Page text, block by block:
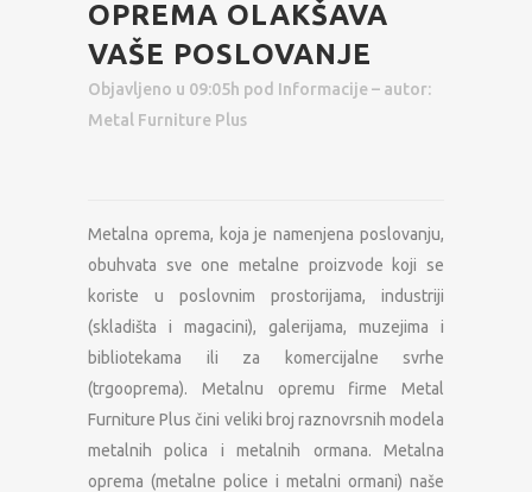
OPREMA OLAKŠAVA
VAŠE POSLOVANJE
Objavljeno u 09:05h pod Informacije– autor:
Metal Furniture Plus
Metalna oprema, koja je namenjena poslovanju,
obuhvata sve one metalne proizvode koji se
koriste u poslovnim prostorijama, industriji
(skladišta i magacini), galerijama, muzejima i
bibliotekama ili za komercijalne svrhe
(trgooprema). Metalnu opremu firme Metal
Furniture Plus čini veliki broj raznovrsnih modela
metalnih polica i metalnih ormana. Metalna
oprema (metalne police i metalni ormani) naše